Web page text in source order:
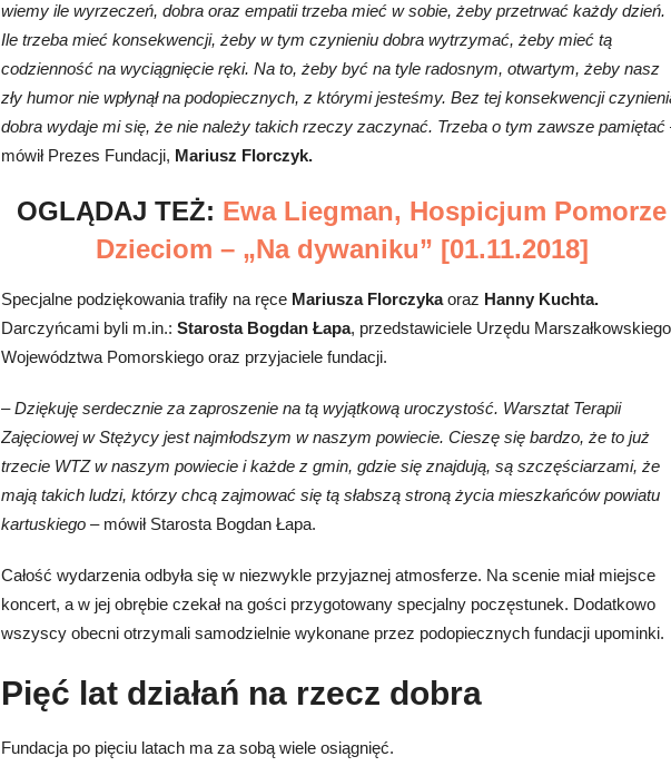
wiemy ile wyrzeczeń, dobra oraz empatii trzeba mieć w sobie, żeby przetrwać każdy dzień.
Ile trzeba mieć konsekwencji, żeby w tym czynieniu dobra wytrzymać, żeby mieć tą
codzienność na wyciągnięcie ręki. Na to, żeby być na tyle radosnym, otwartym, żeby nasz
zły humor nie wpłynął na podopiecznych, z którymi jesteśmy. Bez tej konsekwencji
dobra wydaje mi się, że nie należy takich rzeczy zaczynać. Trzeba o tym zawsze pamiętać
mówił Prezes Fundacji, Mariusz Florczyk.
OGLĄDAJ TEŻ: Ewa Liegman, Hospicjum Pomorze
Dzieciom – „Na dywaniku” [01.11.2018]
Specjalne podziękowania trafiły na ręce Mariusza Florczykaoraz Hanny Kuchta.
Darczyńcami byli m.in.: Starosta Bogdan Łapa, przedstawiciele Urzędu Marszałkowskiego
Województwa Pomorskiego oraz przyjaciele fundacji.
– Dziękuję serdecznie za zaproszenie na tą wyjątkową uroczystość. Warsztat Terapii
Zajęciowej w Stężycy jest najmłodszym w naszym powiecie. Cieszę się bardzo, że to już
trzecie WTZ w naszym powiecie i każde z gmin, gdzie się znajdują, są szczęściarzami, że
mają takich ludzi, którzy chcą zajmować się tą słabszą stroną życia mieszkańców powiatu
kartuskiego – mówił Starosta Bogdan Łapa.
Całość wydarzenia odbyła się w niezwykle przyjaznej atmosferze. Na scenie miał miejsce
koncert, a w jej obrębie czekał na gości przygotowany specjalny poczęstunek. Dodatkowo
wszyscy obecni otrzymali samodzielnie wykonane przez podopiecznych fundacji upominki.
Pięć lat działań na rzecz dobra
Fundacja po pięciu latach ma za sobą wiele osiągnięć.